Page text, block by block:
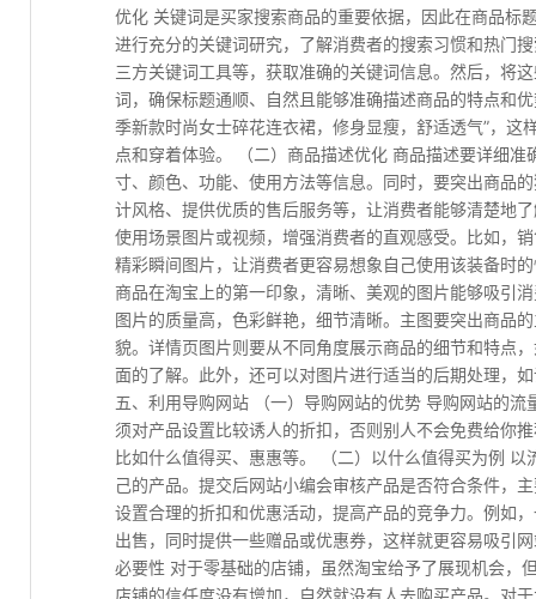
优化 关键词是买家搜索商品的重要依据，因此在商品标
进行充分的关键词研究，了解消费者的搜索习惯和热门
三方关键词工具等，获取准确的关键词信息。然后，将
词，确保标题通顺、自然且能够准确描述商品的特点和
季新款时尚女士碎花连衣裙，修身显瘦，舒适透气”，
点和穿着体验。 （二）商品描述优化 商品描述要详细
寸、颜色、功能、使用方法等信息。同时，要突出商品
计风格、提供优质的售后服务等，让消费者能够清楚地
使用场景图片或视频，增强消费者的直观感受。比如，
精彩瞬间图片，让消费者更容易想象自己使用该装备时
商品在淘宝上的第一印象，清晰、美观的图片能够吸引
图片的质量高，色彩鲜艳，细节清晰。主图要突出商品
貌。详情页图片则要从不同角度展示商品的细节和特点
面的了解。此外，还可以对图片进行适当的后期处理，
五、利用导购网站 （一）导购网站的优势 导购网站的
须对产品设置比较诱人的折扣，否则别人不会免费给你
比如什么值得买、惠惠等。 （二）以什么值得买为例
己的产品。提交后网站小编会审核产品是否符合条件，
设置合理的折扣和优惠活动，提高产品的竞争力。例如
出售，同时提供一些赠品或优惠券，这样就更容易吸引
必要性 对于零基础的店铺，虽然淘宝给予了展现机会，
店铺的信任度没有增加，自然就没有人去购买产品。对